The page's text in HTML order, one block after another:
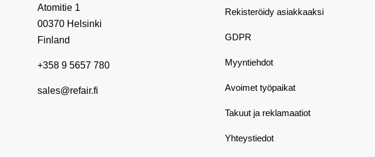
Atomitie 1
00370 Helsinki
Finland
+358 9 5657 780
sales@refair.fi
Rekisteröidy asiakkaaksi
GDPR
Myyntiehdot
Avoimet työpaikat
Takuut ja reklamaatiot
Yhteystiedot